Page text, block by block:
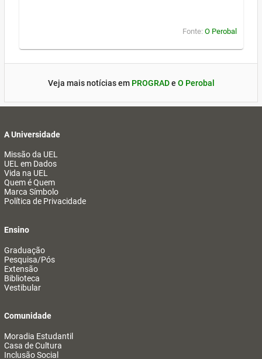
Fonte: O Perobal
Veja mais notícias em PROGRADe O Perobal
A Universidade
Missão da UEL
UEL em Dados
Vida na UEL
Quem é Quem
Marca Símbolo
Política de Privacidade
Ensino
Graduação
Pesquisa/Pós
Extensão
Biblioteca
Vestibular
Comunidade
Moradia Estudantil
Casa de Cultura
Inclusão Social